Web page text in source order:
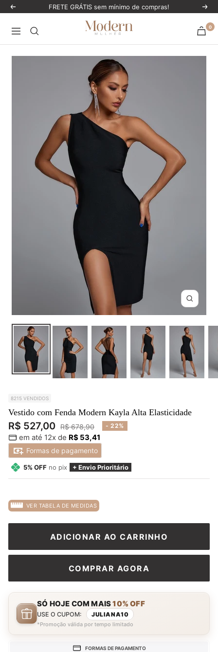
PularAnterior FRETE GRÁTIS sem mínimo de compras!
Navegação
ModernMulher 0
Zoom
8215 VENDIDOS
Vestido com Fenda Modern Kayla Alta Elasticidade
Preço
promocional
R$ 527,00 Preço
normal
R$ 678,90 - 22%
em até 12x de R$ 53,41
Formas de pagamento
5% OFF no pix + Envio Prioritário
VER TABELA DE MEDIDAS
ADICIONAR AO CARRINHO
COMPRAR AGORA
SÓ HOJE COM MAIS10% OFF
USE O CUPOM: JULIANA10
*Promoção válida por tempo limitado
FORMAS DE PAGAMENTO